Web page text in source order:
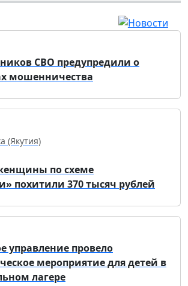
СВО предупредили о
мошенничества
(Якутия)
по схеме
похитили 370 тысяч рублей
управление провело
мероприятие для детей в
лагере